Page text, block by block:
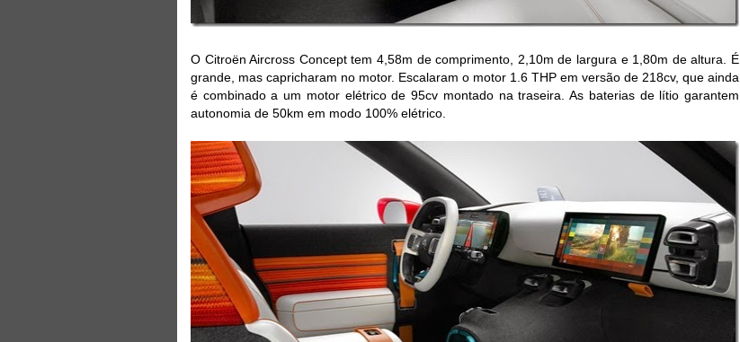
O Citroën Aircross Concept tem 4,58m de comprimento, 2,10m de largura e 1,80m de altura. É
grande, mas capricharam no motor. Escalaram o motor 1.6 THP em versão de 218cv, que ainda
é combinado a um motor elétrico de 95cv montado na traseira. As baterias de lítio garantem
autonomia de 50km em modo 100% elétrico.